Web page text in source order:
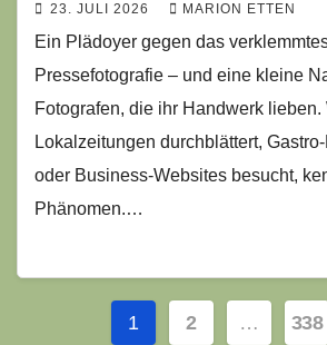
23. JULI 2026 MARION ETTEN
Ein Plädoyer gegen das
Pressefotografie – und eine kleine
Fotografen, die ihr Handwerk lieben.
Lokalzeitungen durchblättert,
oder Business-Websites besucht,
Phänomen.…
1 2 … 338